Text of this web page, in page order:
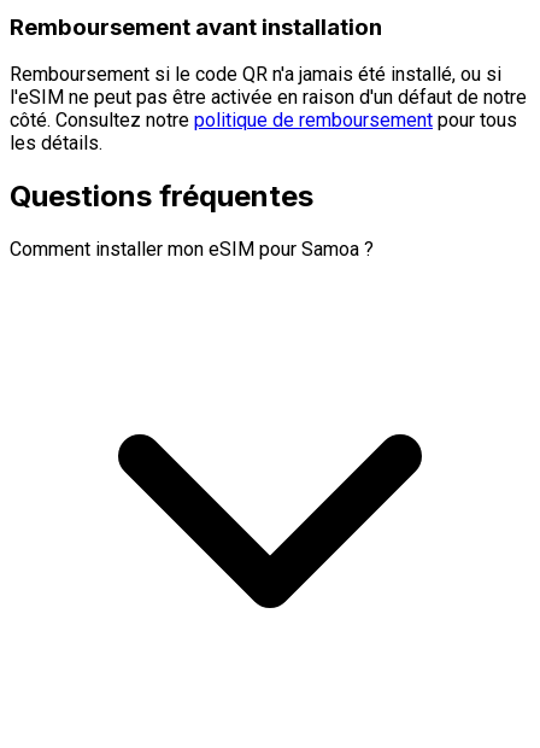
Remboursement avant installation
Remboursement si le code QR n'a jamais été installé, ou si
l'eSIM ne peut pas être activée en raison d'un défaut de notre
côté. Consultez notre politique de remboursement pour tous
les détails.
Questions fréquentes
Comment installer mon eSIM pour Samoa ?